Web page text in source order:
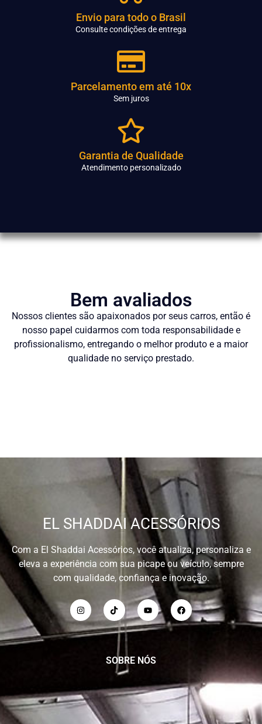
Envio para todo o Brasil
Consulte condições de entrega
Parcelamento em até 10x
Sem juros
Garantia de Qualidade
Atendimento personalizado
Bem avaliados
Nossos clientes são apaixonados por seus carros, então é
nosso papel cuidarmos com toda responsabilidade e
profissionalismo, entregando o melhor produto e a maior
qualidade no serviço prestado.
EL SHADDAI ACESSÓRIOS
Com a El Shaddai Acessórios, você atualiza, personaliza e
eleva a experiência com sua picape ou veículo, sempre
com qualidade, confiança e inovação.
SOBRE NÓS